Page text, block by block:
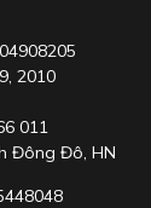
2010
011
Đông Đô, HN